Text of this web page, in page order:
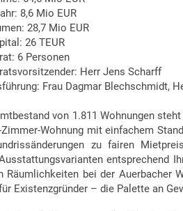
8,6 Mio EUR
28,7 Mio EUR
26 TEUR
6 Personen
Herr Jens Scharff
Frau Dagmar Blechschmidt,
von 1.811 Wohnungen
Wohnung mit einfachem
zu fairen
entsprechend
Räumlichkeiten bei der Auerbacher
Existenzgründer – die Palette an